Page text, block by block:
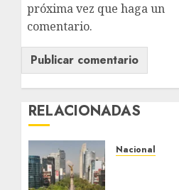
próxima vez que haga un
comentario.
RELACIONADAS
Nacional